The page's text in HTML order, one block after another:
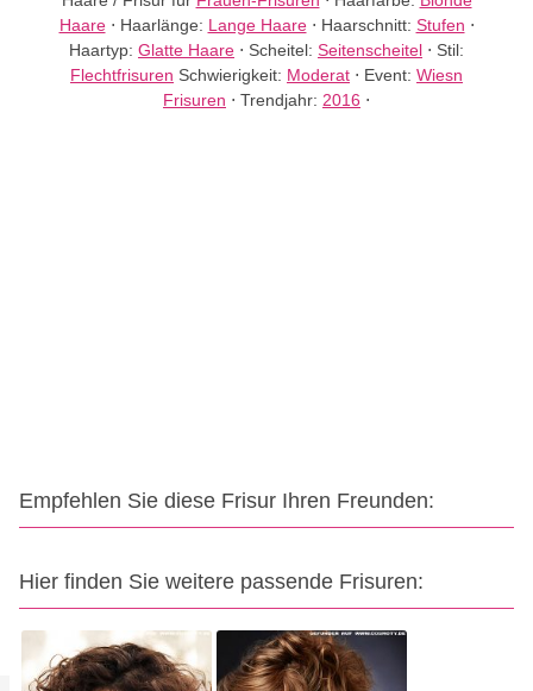
Haare⋅ Haarlänge: Lange Haare⋅ Haarschnitt: Stufen ⋅
Haartyp: Glatte Haare ⋅ Scheitel: Seitenscheitel ⋅ Stil:
Flechtfrisuren Schwierigkeit: Moderat ⋅ Event: Wiesn
Frisuren ⋅ Trendjahr: 2016 ⋅
Empfehlen Sie diese Frisur Ihren Freunden:
Hier finden Sie weitere passende Frisuren: